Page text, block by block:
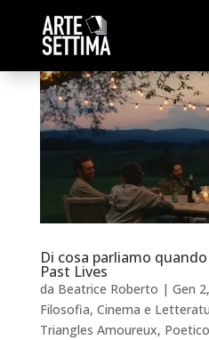
Di cosa parliamo
Past Lives
da Beatrice Roberto | Gen
Filosofia, Cinema e
Triangles Amoureux,